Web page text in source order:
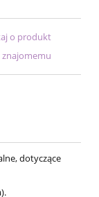
o produkt
znajomemu
dotyczące